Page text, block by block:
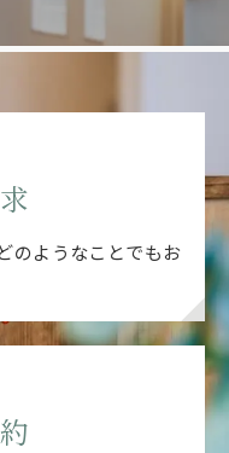
のようなことでもお